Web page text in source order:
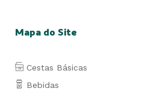
Mapa do Site
Cestas Básicas
Bebidas